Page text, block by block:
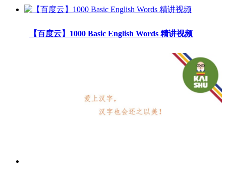
【百度云】1000 Basic English Words 精讲视频